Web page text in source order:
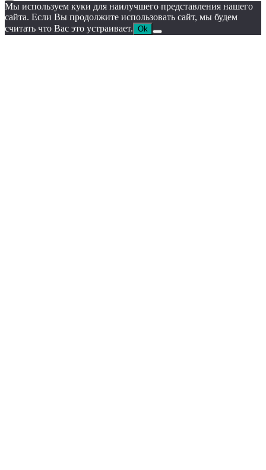
Мы используем куки для наилучшего представления нашего
сайта. Если Вы продолжите использовать сайт, мы будем
считать что Вас это устраивает. Ok